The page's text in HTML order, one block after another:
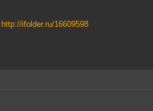
http://ifolder.ru/16609598